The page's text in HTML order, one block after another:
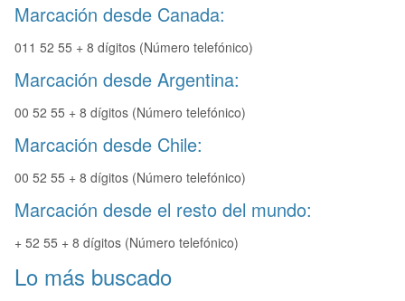
Marcación desde Canada:
011 52 55 + 8 dígitos (Número telefónico)
Marcación desde Argentina:
00 52 55 + 8 dígitos (Número telefónico)
Marcación desde Chile:
00 52 55 + 8 dígitos (Número telefónico)
Marcación desde el resto del mundo:
+ 52 55 + 8 dígitos (Número telefónico)
Lo más buscado